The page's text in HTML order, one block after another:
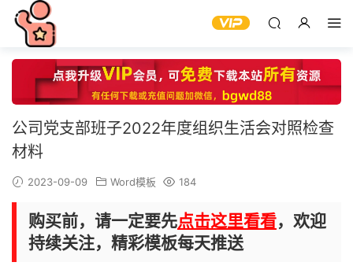
公司党支部班子2022年度组织生活会对照检查
材料
2023-09-09 Word模板 184
购买前，请一定要先点击这里看看，欢迎
持续关注，精彩模板每天推送